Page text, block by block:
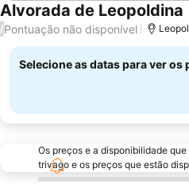
Alvorada de Leopoldina
/Pontuação não disponível
Selecione as datas para ver os
Os preços e a disponibilidade
trivago e os preços que estão